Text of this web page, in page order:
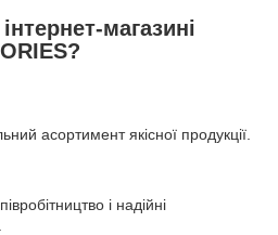
магазині
асортимент якісної продукції.
і надійні